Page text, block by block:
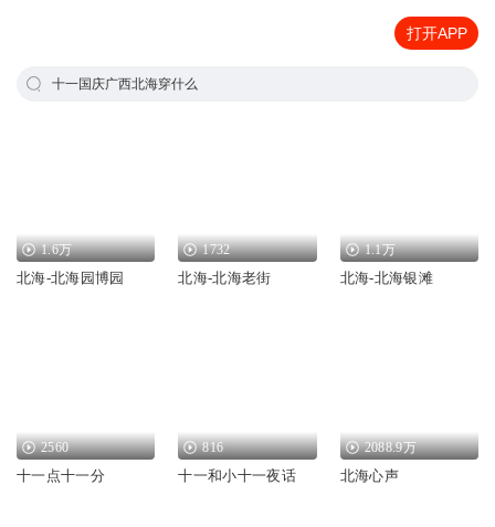
打开APP
十一国庆广西北海穿什么
1.6万
北海-北海园博园
1732
北海-北海老街
1.1万
北海-北海银滩
2560
十一点十一分
816
十一和小十一夜话
2088.9万
北海心声